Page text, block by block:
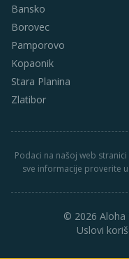
Bansko
Borovec
Pamporovo
Kopaonik
Stara Planina
Zlatibor
Podaci na našoj web
sve informacije proverite
© 2026 Aloha
Uslovi